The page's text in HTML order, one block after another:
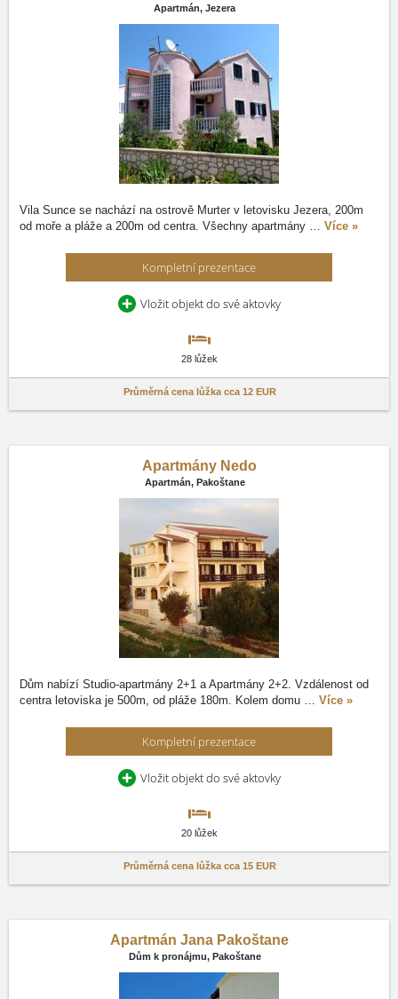
Apartmán, Jezera
Vila Sunce se nachází na ostrově Murter v letovisku Jezera, 200m
od moře a pláže a 200m od centra. Všechny apartmány … Více »
Kompletní prezentace
Vložit objekt do své aktovky
28 lůžek
Průměrná cena lůžka cca 12 EUR
Apartmány Nedo
Apartmán, Pakoštane
Dům nabízí Studio-apartmány 2+1 a Apartmány 2+2. Vzdálenost od
centra letoviska je 500m, od pláže 180m. Kolem domu … Více »
Kompletní prezentace
Vložit objekt do své aktovky
20 lůžek
Průměrná cena lůžka cca 15 EUR
Apartmán Jana Pakoštane
Dům k pronájmu, Pakoštane